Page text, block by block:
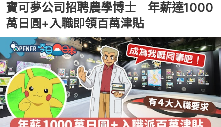
寶可夢公司招聘農學博士 年薪達1000
萬日圓+入職即領百萬津貼